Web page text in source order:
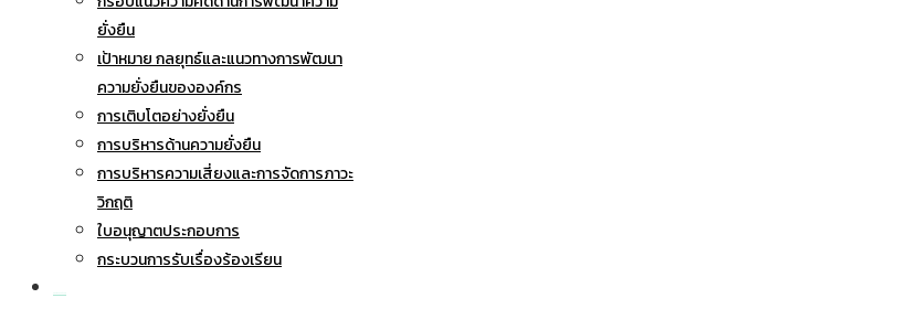
ยั่งยืน
เป้าหมาย กลยุทธ์และแนวทางการพัฒนา
ความยั่งยืนขององค์กร
การเติบโตอย่างยั่งยืน
การบริหารด้านความยั่งยืน
การบริหารความเสี่ยงและการจัดการภาวะ
วิกฤติ
ใบอนุญาตประกอบการ
กระบวนการรับเรื่องร้องเรียน